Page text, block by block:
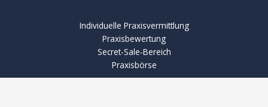
Individuelle Praxisvermittlung
Praxisbewertung
Secret-Sale-Bereich
Praxisbörse